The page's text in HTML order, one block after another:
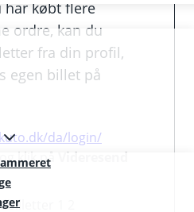
har købt flere
ordre, kan du
fra din profil,
egen billet på
da/login/
klik på
Videresend